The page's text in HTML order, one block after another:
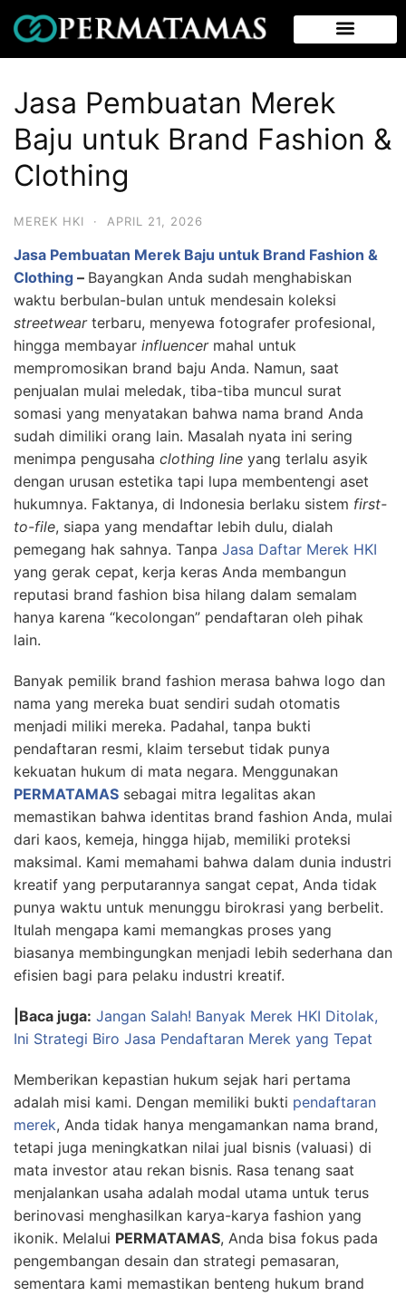
Jasa Pembuatan Merek
Baju untuk Brand Fashion &
Clothing
MEREK HKI · APRIL 21, 2026
Jasa Pembuatan Merek Baju untuk Brand Fashion &
Clothing – Bayangkan Anda sudah menghabiskan
waktu berbulan-bulan untuk mendesain koleksi
streetwearterbaru, menyewa fotografer profesional,
hingga membayar influencermahal untuk
mempromosikan brand baju Anda. Namun, saat
penjualan mulai meledak, tiba-tiba muncul surat
somasi yang menyatakan bahwa nama brand Anda
sudah dimiliki orang lain. Masalah nyata ini sering
menimpa pengusaha clothing line yang terlalu asyik
dengan urusan estetika tapi lupa membentengi aset
hukumnya. Faktanya, di Indonesia berlaku sistem first-
to-file, siapa yang mendaftar lebih dulu, dialah
pemegang hak sahnya. Tanpa Jasa Daftar Merek HKI
yang gerak cepat, kerja keras Anda membangun
reputasi brand fashion bisa hilang dalam semalam
hanya karena “kecolongan” pendaftaran oleh pihak
lain.
Banyak pemilik brand fashion merasa bahwa logo dan
nama yang mereka buat sendiri sudah otomatis
menjadi miliki mereka. Padahal, tanpa bukti
pendaftaran resmi, klaim tersebut tidak punya
kekuatan hukum di mata negara. Menggunakan
PERMATAMAS sebagai mitra legalitas akan
memastikan bahwa identitas brand fashion Anda, mulai
dari kaos, kemeja, hingga hijab, memiliki proteksi
maksimal. Kami memahami bahwa dalam dunia industri
kreatif yang perputarannya sangat cepat, Anda tidak
punya waktu untuk menunggu birokrasi yang berbelit.
Itulah mengapa kami memangkas proses yang
biasanya membingungkan menjadi lebih sederhana dan
efisien bagi para pelaku industri kreatif.
|Baca juga: Jangan Salah! Banyak Merek HKI Ditolak,
Ini Strategi Biro Jasa Pendaftaran Merek yang Tepat
Memberikan kepastian hukum sejak hari pertama
adalah misi kami. Dengan memiliki bukti pendaftaran
merek, Anda tidak hanya mengamankan nama brand,
tetapi juga meningkatkan nilai jual bisnis (valuasi) di
mata investor atau rekan bisnis. Rasa tenang saat
menjalankan usaha adalah modal utama untuk terus
berinovasi menghasilkan karya-karya fashion yang
ikonik. Melalui PERMATAMAS, Anda bisa fokus pada
pengembangan desain dan strategi pemasaran,
sementara kami memastikan benteng hukum brand